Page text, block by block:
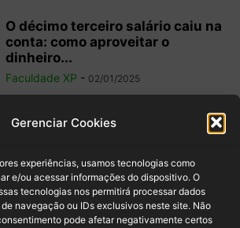
Gerenciar Cookies
experiências, usamos tecnologias como
e/ou acessar informações do dispositivo. O
tecnologias nos permitirá processar dados
navegação ou IDs exclusivos neste site. Não
pode afetar negativamente certos
O décimo terceiro salário caiu na
conta: como aproveitar o
dinheiro...
Faculdade XP - 02/01/2025
O impacto do PIX no Brasil e o
Investimentos internacionais:
vale a pena investir fora do